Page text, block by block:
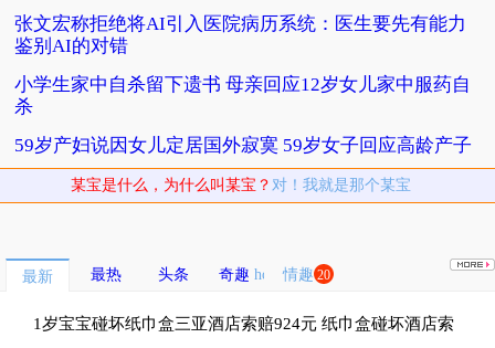
张文宏称拒绝将AI引入医院病历系统：医生要先有能力
鉴别AI的对错
小学生家中自杀留下遗书 母亲回应12岁女儿家中服药自
杀
59岁产妇说因女儿定居国外寂寞 59岁女子回应高龄产子
某宝是什么，为什么叫某宝？ 对！我就是那个某宝
最新 最热 头条 奇趣 情趣 20
1岁宝宝碰坏纸巾盒三亚酒店索赔924元 纸巾盒碰坏酒店索